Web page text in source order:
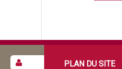
PLAN DU SITE